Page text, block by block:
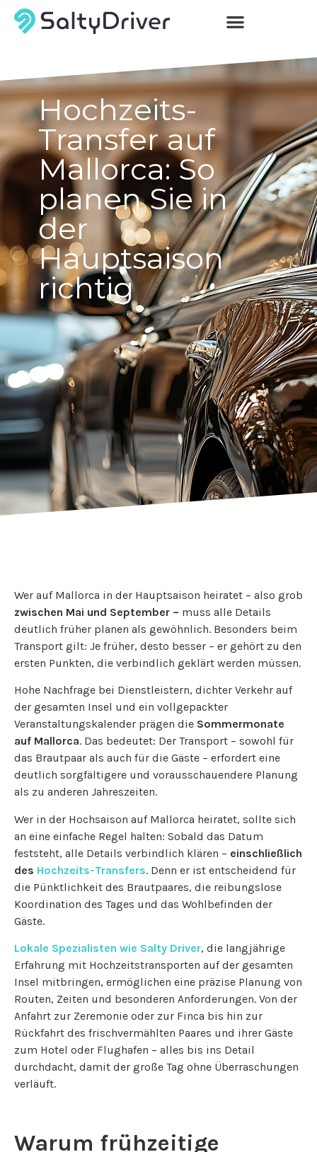
Hochzeits-
Transfer auf
Mallorca: So
planen Sie in
der
Hauptsaison
richtig
Wer auf Mallorca in der Hauptsaison heiratet – also grob
zwischen Mai und September – muss alle Details
deutlich früher planen als gewöhnlich. Besonders beim
Transport gilt: Je früher, desto besser – er gehört zu den
ersten Punkten, die verbindlich geklärt werden müssen.
Hohe Nachfrage bei Dienstleistern, dichter Verkehr auf
der gesamten Insel und ein vollgepackter
Veranstaltungskalender prägen die Sommermonate
auf Mallorca. Das bedeutet: Der Transport – sowohl für
das Brautpaar als auch für die Gäste – erfordert eine
deutlich sorgfältigere und vorausschauendere Planung
als zu anderen Jahreszeiten.
Wer in der Hochsaison auf Mallorca heiratet, sollte sich
an eine einfache Regel halten: Sobald das Datum
feststeht, alle Details verbindlich klären – einschließlich
des Hochzeits-Transfers. Denn er ist entscheidend für
die Pünktlichkeit des Brautpaares, die reibungslose
Koordination des Tages und das Wohlbefinden der
Gäste.
Lokale Spezialisten wie Salty Driver, die langjährige
Erfahrung mit Hochzeitstransporten auf der gesamten
Insel mitbringen, ermöglichen eine präzise Planung von
Routen, Zeiten und besonderen Anforderungen. Von der
Anfahrt zur Zeremonie oder zur Finca bis hin zur
Rückfahrt des frischvermählten Paares und ihrer Gäste
zum Hotel oder Flughafen – alles bis ins Detail
durchdacht, damit der große Tag ohne Überraschungen
verläuft.
Warum frühzeitige